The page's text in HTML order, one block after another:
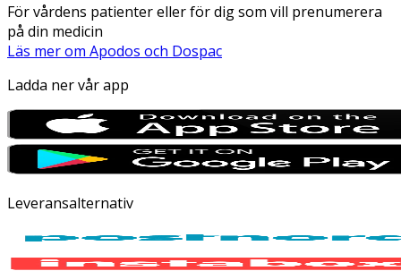
För vårdens patienter eller för dig som vill prenumerera
på din medicin
Läs mer om Apodos och Dospac
Ladda ner vår app
Leveransalternativ